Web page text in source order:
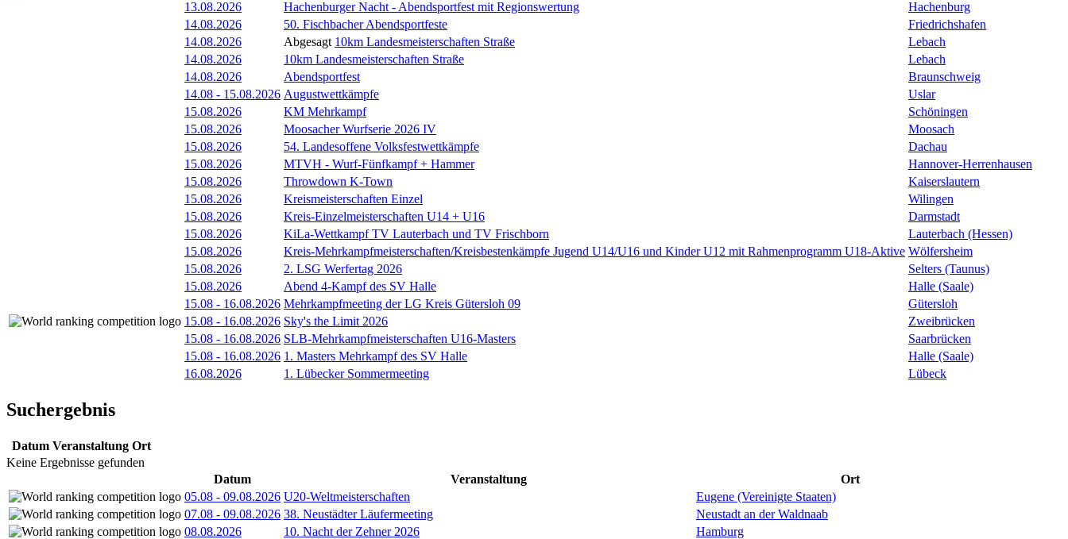
13.08.2026
Hachenburger Nacht - Abendsportfest mit Regionswertung
Hachenburg
14.08.2026
50. Fischbacher Abendsportfeste
Friedrichshafen
14.08.2026
Abgesagt 10km Landesmeisterschaften Straße
Lebach
14.08.2026
10km Landesmeisterschaften Straße
Lebach
14.08.2026
Abendsportfest
Braunschweig
14.08 - 15.08.2026 Augustwettkämpfe
Uslar
15.08.2026
KM Mehrkampf
Schöningen
15.08.2026
Moosacher Wurfserie 2026 IV
Moosach
15.08.2026
54. Landesoffene Volksfestwettkämpfe
Dachau
15.08.2026
MTVH - Wurf-Fünfkampf + Hammer
Hannover-Herrenhausen
15.08.2026
Throwdown K-Town
Kaiserslautern
15.08.2026
Kreismeisterschaften Einzel
Wilingen
15.08.2026
Kreis-Einzelmeisterschaften U14 + U16
Darmstadt
15.08.2026
KiLa-Wettkampf TV Lauterbach und TV Frischborn
Lauterbach (Hessen)
15.08.2026
Kreis-Mehrkampfmeisterschaften/Kreisbestenkämpfe Jugend U14/U16 und Kinder U12 mit Rahmenprogramm U18-Aktive Wölfersheim
15.08.2026
2. LSG Werfertag 2026
Selters (Taunus)
15.08.2026
Abend 4-Kampf des SV Halle
Halle (Saale)
15.08 - 16.08.2026 Mehrkampfmeeting der LG Kreis Gütersloh 09
Gütersloh
15.08 - 16.08.2026 Sky's the Limit 2026
Zweibrücken
15.08 - 16.08.2026 SLB-Mehrkampfmeisterschaften U16-Masters
Saarbrücken
15.08 - 16.08.2026 1. Masters Mehrkampf des SV Halle
Halle (Saale)
16.08.2026
1. Lübecker Sommermeeting Lübeck
Suchergebnis
Datum Veranstaltung Ort
Keine Ergebnisse gefunden
Datum
Veranstaltung
Ort
05.08 - 09.08.2026 U20-Weltmeisterschaften
Eugene (Vereinigte Staaten)
07.08 - 09.08.2026 38. Neustädter Läufermeeting
Neustadt an der Waldnaab
08.08.2026
10. Nacht der Zehner 2026
Hamburg